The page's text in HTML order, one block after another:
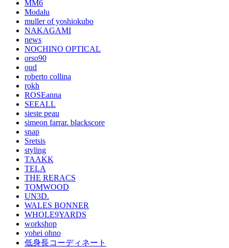
MM6
Modalu
muller of yoshiokubo
NAKAGAMI
news
NOCHINO OPTICAL
orso90
oud
roberto collina
rokh
ROSEanna
SEEALL
sieste peau
simeon farrar. blackscore
snap
Sretsis
styling
TAAKK
TELA
THE RERACS
TOMWOOD
UN3D.
WALES BONNER
WHOLE9YARDS
workshop
yohei ohno
低身長コーディネート